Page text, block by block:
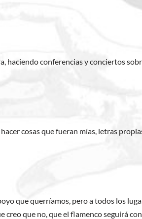
conferencias y conciertos
cosas que fueran mías, letras
que querríamos, pero a todos los
que no, que el flamenco seguirá